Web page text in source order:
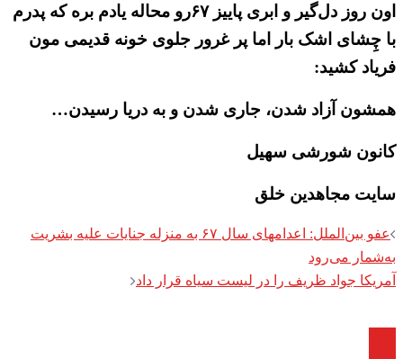
اون روز دل‌گیر و ابری پاییز ۶۷رو محاله یادم بره که پدرم
با چِشای اشک بار اما پر غرور جلوی خونه قدیمی مون
فریاد کشید:
همشون آزاد شدن، جاری شدن و به دریا رسیدن…
کانون شورشی سهیل
سایت مجاهدین خلق
Post
navigation
عفو بین‌الملل: اعدامهای سال ۶۷ به منزله‌ جنایات علیه بشریت
به‌شمار می‌رود
آمریکا جواد ظریف را در لیست سیاه قرار داد